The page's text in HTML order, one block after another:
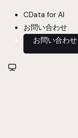
CData for AI
お問い合わせ
お問い合わせ